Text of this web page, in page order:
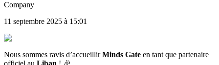
Company
11 septembre 2025 à 15:01
Nous sommes ravis d’accueillirMinds Gate en tant que partenaire
officiel au Liban ! 🎉